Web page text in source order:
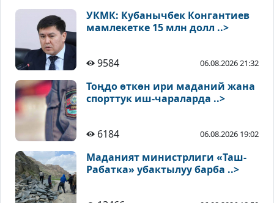
УКМК: Кубанычбек Конгантиев
мамлекетке 15 млн долл ..>
9584 06.08.2026 21:32
Тоңдо өткөн ири маданий жана
спорттук иш-чараларда ..>
6184 06.08.2026 19:02
Маданият министрлиги «Таш-
Рабатка» убактылуу барба ..>